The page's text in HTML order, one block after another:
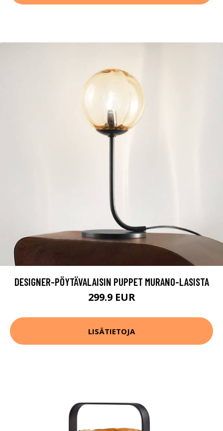
DESIGNER-PÖYTÄVALAISIN PUPPET MURANO-LASISTA
299.9 EUR
LISÄTIETOJA